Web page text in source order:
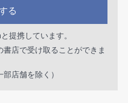
る
提携しています。
店で受け取ることができま
店舗を除く）